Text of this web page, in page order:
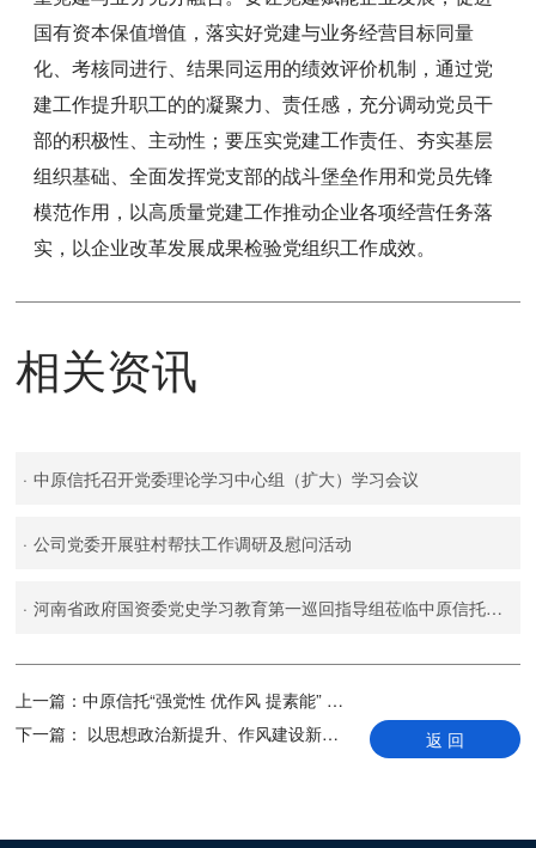
国有资本保值增值，落实好党建与业务经营目标同量
化、考核同进行、结果同运用的绩效评价机制，通过党
建工作提升职工的的凝聚力、责任感，充分调动党员干
部的积极性、主动性；要压实党建工作责任、夯实基层
组织基础、全面发挥党支部的战斗堡垒作用和党员先锋
模范作用，以高质量党建工作推动企业各项经营任务落
实，以企业改革发展成果检验党组织工作成效。
相关资讯
· 中原信托召开党委理论学习中心组（扩大）学习会议
· 公司党委开展驻村帮扶工作调研及慰问活动
· 河南省政府国资委党史学习教育第一巡回指导组莅临中原信托指导工作
上一篇：中原信托“强党性 优作风 提素能” 党性教育培训班顺利举办
下一篇： 以思想政治新提升、作风建设新成效， 迎接党的二十大胜利召开 返 回